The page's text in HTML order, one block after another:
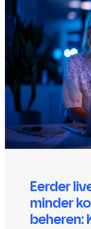
Eerder
minder
beheren: